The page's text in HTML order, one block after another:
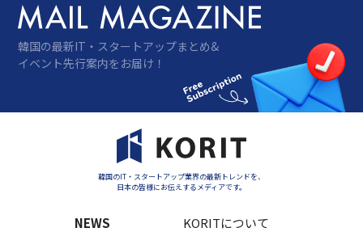
韓国の最新IT・スタートアップまとめ&
イベント先行案内をお届け！
韓国のIT・スタートアップ業界の最新トレンドを、
日本の皆様にお伝えするメディアです。
NEWS
KORITについて